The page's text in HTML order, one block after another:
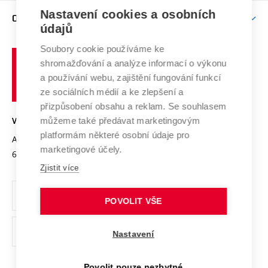
E-přihláška
Doktorské studium
Podpora podnikání
Mezinárodní vědecká rada
Systém zajišťování kvality výzkumu
Výzkumné infrastruktury
Transfer znalostí
Open Science
Projekty
Projekty ze strukturálních fondů
Specifický výzkum
Firemní spolupráce
Zahraniční spolupráce
Spolupráce se školami
Mezinárodní dohody
Univerzitní sítě
O UNIVERZITĚ
Profil univerzity
Udržitelná univerzita
Podnikavá univerzita / ContriBUTe
Bezpečná univerzita
Vyznamenání
Organizační struktura
Ochrana osobních údajů
odkaz)
učení
technické
Brně
VYSOKÉ UČENÍ TECHNICKÉ V BRNĚ
Antonínská 548/1
602 00 Brno
www.vut.cz
vut@vutbr.cz
Nastavení cookies a osobních
údajů
Soubory cookie používáme ke
shromažďování a analýze informací o výkonu
a používání webu, zajištění fungování funkcí
ze sociálních médií a ke zlepšení a
přizpůsobení obsahu a reklam. Se souhlasem
můžeme také předávat marketingovým
platformám některé osobní údaje pro
marketingové účely.
Zjistit více
POVOLIT VŠE
Nastavení